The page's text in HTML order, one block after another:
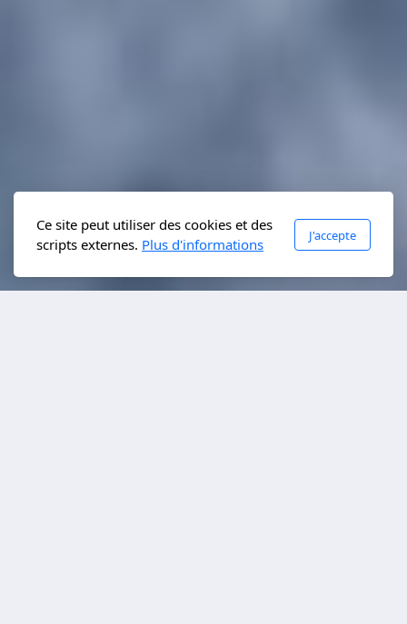
Ce site peut utiliser des cookies et des
scripts externes. Plus d'informations
J'accepte